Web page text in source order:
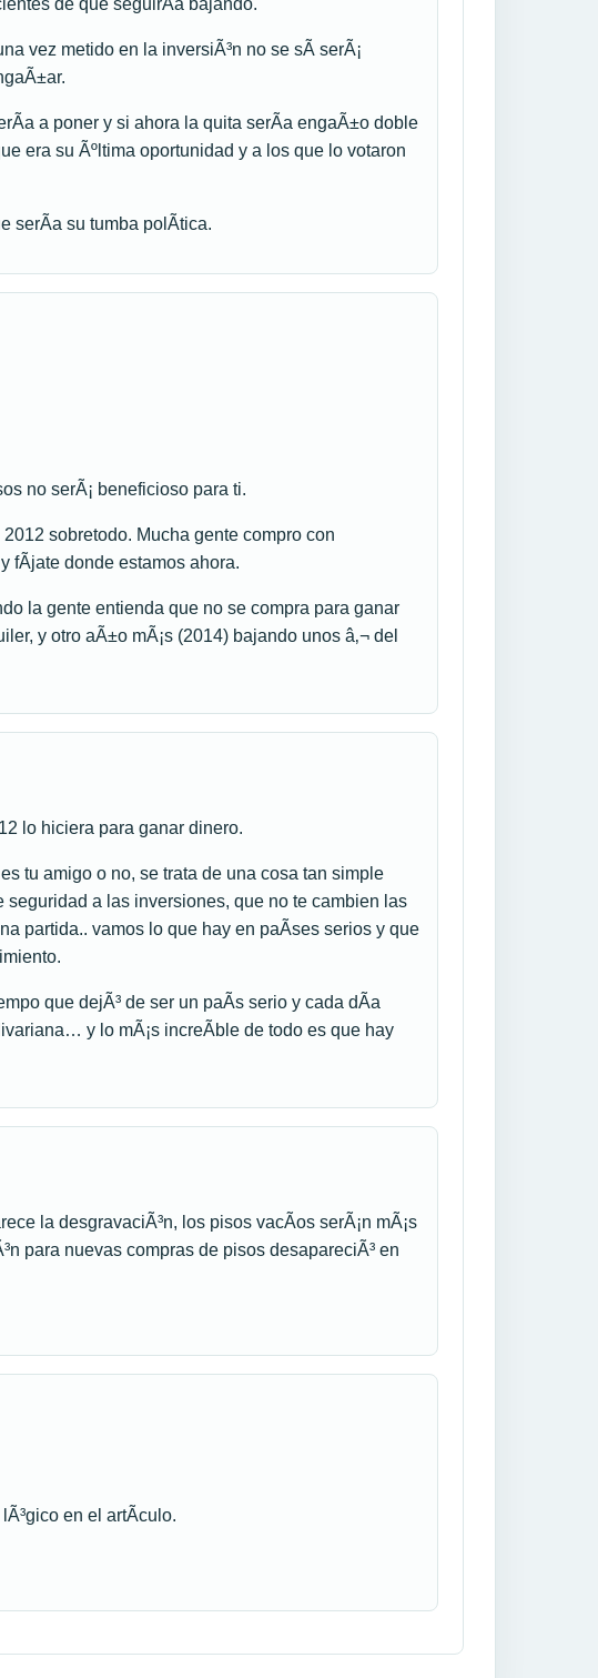
de que seguirÃ­a bajando.
vez metido en la inversiÃ³n no se sÃ­ serÃ¡
a poner y si ahora la quita serÃ­a engaÃ±o doble
era su Ãºltima oportunidad y a los que lo votaron
serÃ­a su tumba polÃ­tica.
no serÃ¡ beneficioso para ti.
sobretodo. Mucha gente compro con
fÃ­jate donde estamos ahora.
la gente entienda que no se compra para ganar
y otro aÃ±o mÃ¡s (2014) bajando unos â‚¬ del
lo hiciera para ganar dinero.
tu amigo o no, se trata de una cosa tan simple
seguridad a las inversiones, que no te cambien las
partida.. vamos lo que hay en paÃ­ses serios y que
que dejÃ³ de ser un paÃ­s serio y cada dÃ­a
y lo mÃ¡s increÃ­ble de todo es que hay
la desgravaciÃ³n, los pisos vacÃ­os serÃ¡n mÃ¡s
para nuevas compras de pisos desapareciÃ³ en
en el artÃ­culo.